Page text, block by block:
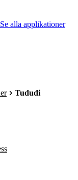
Se alla applikationer
Tududi